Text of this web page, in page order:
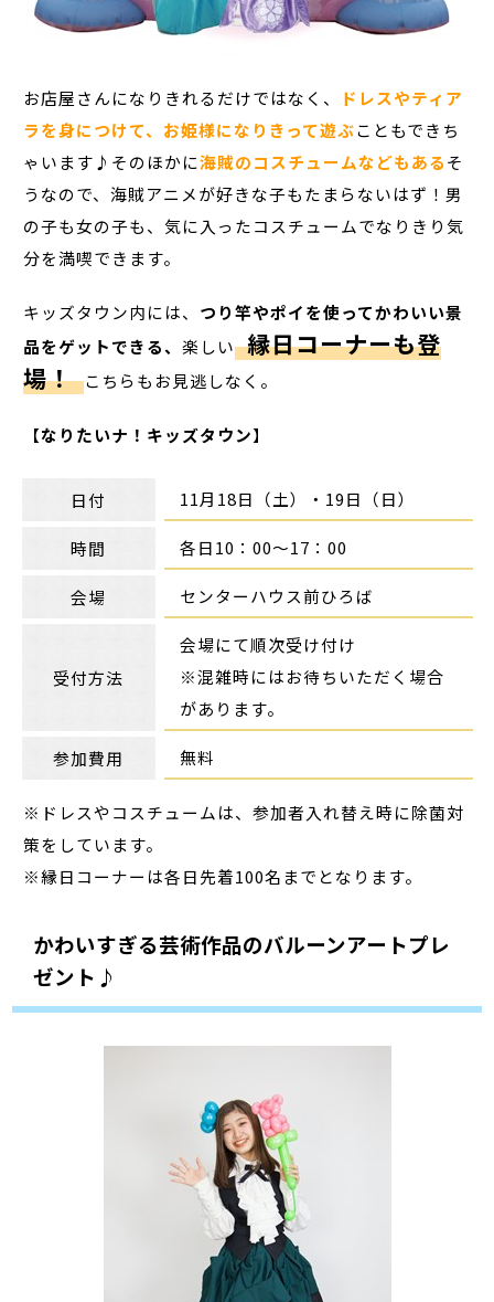
お店屋さんになりきれるだけではなく、
ドレスやティア
ラを身につけて、お姫様になりきって遊ぶこともできち
ゃいます♪そのほかに海賊のコスチュームなどもあるそ
うなので、海賊アニメが好きな子もたまらないはず！男
の子も女の子も、気に入ったコスチュームでなりきり気
分を満喫できます。
キッズタウン内には、 つり竿やポイを使ってかわいい景
品をゲットできる、楽しい 縁日コーナーも登
場！ こちらもお見逃しなく。
【なりたいナ！キッズタウン】
日付 11月18日（土）・19日（日）
時間 各日10：00～17：00
会場 センターハウス前ひろば
受付方法
会場にて順次受け付け
※混雑時にはお待ちいただく場合
があります。
参加費用 無料
※ドレスやコスチュームは、参加者入れ替え時に除菌対
策をしています。
※縁日コーナーは各日先着100名までとなります。
かわいすぎる芸術作品のバルーンアートプレ
ゼント♪